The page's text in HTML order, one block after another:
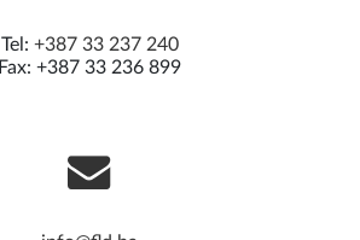
Tel: +387 33 237 240
Fax: +387 33 236 899